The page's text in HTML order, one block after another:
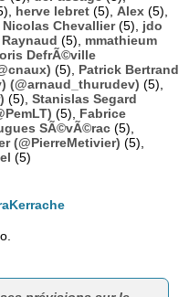
herve lebret (5), Alex (5),
Nicolas Chevallier(5), jdo
(5), mmathieum
DefrÃ©ville
(5), Patrick Bertrand
(@arnaud_thurudev) (5),
(5), Stanislas Segard
(5), Fabrice
SÃ©vÃ©rac (5),
(@PierreMetivier) (5),
(5)